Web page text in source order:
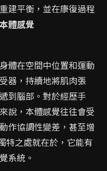
建平衡，並在康復過程
本體感覺
體在空間中位置和運動
器，持續地將肌肉張
到腦部。對於經歷手
說，本體感覺往往會受
作協調性變差，甚至增
特之處就在於，它能有
系統。